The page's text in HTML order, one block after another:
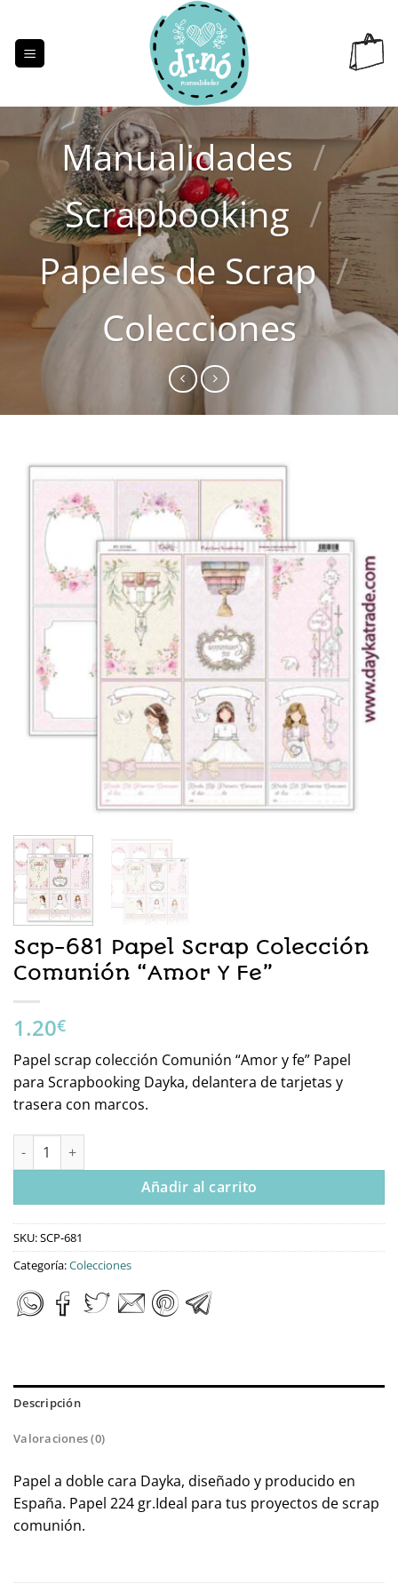
contenido
Manualidades /
Scrapbooking /
Papeles de Scrap /
Colecciones
Scp-681 Papel Scrap Colección
Comunión “Amor Y Fe”
1.20€
Papel scrap colección Comunión “Amor y fe” Papel
para Scrapbooking Dayka, delantera de tarjetas y
trasera con marcos.
Scp-681 Papel Scrap Colección Comunión “Amor Y Fe” cantidad
Añadir al carrito
SKU:SCP-681
Categoría:Colecciones
Descripción
Valoraciones (0)
Papel a doble cara Dayka, diseñado y producido en
España. Papel 224 gr.Ideal para tus proyectos de scrap
comunión.